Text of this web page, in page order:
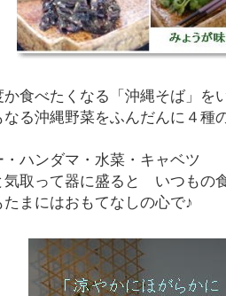
か食べたくなる「沖縄そば」を
なる沖縄野菜をふんだんに４種
・ハンダマ・水菜・キャベツ
気取って器に盛ると いつもの
たまにはおもてなしの心で♪